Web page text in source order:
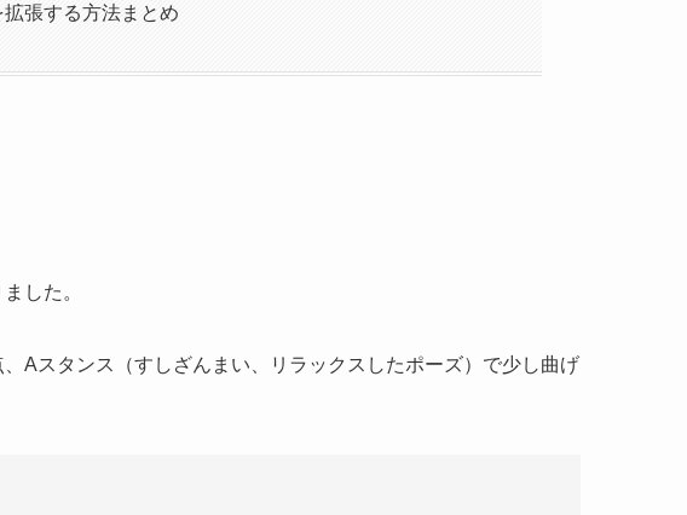
張する方法まとめ
した。
Aスタンス（すしざんまい、リラックスしたポーズ）で少し曲げ